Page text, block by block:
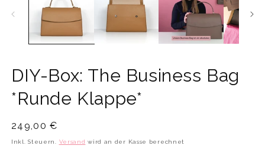
DIY-Box: The Business Bag
*Runde Klappe*
Normaler
Preis
249,00 €
Inkl. Steuern. Versand wird an der Kasse berechnet